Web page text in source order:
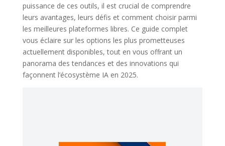
puissance de ces outils, il est crucial de comprendre
leurs avantages, leurs défis et comment choisir parmi
les meilleures plateformes libres. Ce guide complet
vous éclaire sur les options les plus prometteuses
actuellement disponibles, tout en vous offrant un
panorama des tendances et des innovations qui
façonnent l’écosystème IA en 2025.